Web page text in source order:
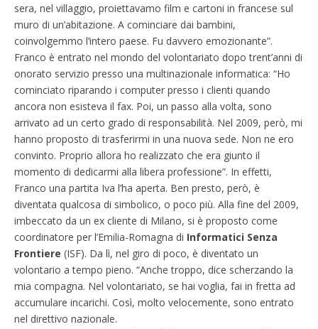
sera, nel villaggio, proiettavamo film e cartoni in francese sul
muro di un’abitazione. A cominciare dai bambini,
coinvolgemmo l’intero paese. Fu davvero emozionante”.
Franco è entrato nel mondo del volontariato dopo trent’anni di
onorato servizio presso una multinazionale informatica: “Ho
cominciato riparando i computer presso i clienti quando
ancora non esisteva il fax. Poi, un passo alla volta, sono
arrivato ad un certo grado di responsabilità. Nel 2009, però, mi
hanno proposto di trasferirmi in una nuova sede. Non ne ero
convinto. Proprio allora ho realizzato che era giunto il
momento di dedicarmi alla libera professione”. In effetti,
Franco una partita Iva l’ha aperta. Ben presto, però, è
diventata qualcosa di simbolico, o poco più. Alla fine del 2009,
imbeccato da un ex cliente di Milano, si è proposto come
coordinatore per l’Emilia-Romagna di Informatici Senza
Frontiere (ISF). Da lì, nel giro di poco, è diventato un
volontario a tempo pieno. “Anche troppo, dice scherzando la
mia compagna. Nel volontariato, se hai voglia, fai in fretta ad
accumulare incarichi. Così, molto velocemente, sono entrato
nel direttivo nazionale.